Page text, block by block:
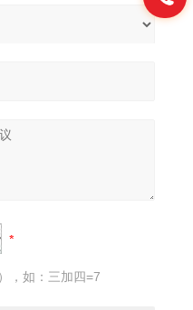
，如：三加四=7